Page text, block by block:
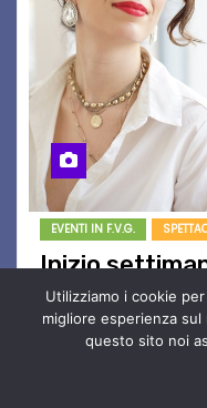
EVENTI IN F.V.G.
Inizio
lunedì 10 e
Osais e
Utilizziamo i cookie
migliore esperienza
questo sito noi